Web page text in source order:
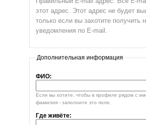
этот адрес. Этот адрес не будет
только если вы захотите получить
уведомления по E-mail.
Дополнительная информация
ФИО:
Если вы хотите, чтобы в профиле рядом с
фамилия - заполните это поле.
Где живёте: